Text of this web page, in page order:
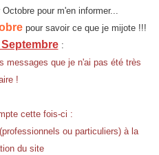
pour m'en informer...
pour savoir ce que je mijote !!!
:
messages que je n'ai pas été très
!
cette fois-ci :
(professionnels ou particuliers) à la
du site